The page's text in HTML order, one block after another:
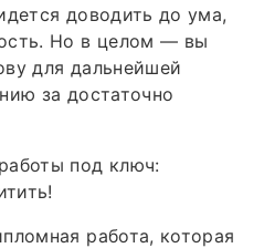
доводить до ума,
Но в целом — вы
для дальнейшей
за достаточно
под ключ:
работа, которая